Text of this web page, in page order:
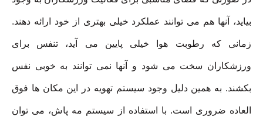
بیاید، آنها هم می توانند عملکرد خیلی بهتری از خود ارائه دهند.
زمانی که رطوبت هوا خیلی پایین می آید، تنفس برای
ورزشکاران سخت می شود و آنها نمی توانند به خوبی نفس
بکشند. به همین دلیل وجود سیستم تهویه در این مکان ها فوق
العاده ضروری است. با استفاده از سیستم مه پاش، می توان